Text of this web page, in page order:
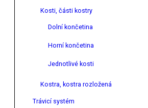
Kosti, části kostry
Dolní končetina
Horní končetina
Jednotlivé kosti
Kostra, kostra rozložená
Trávicí systém